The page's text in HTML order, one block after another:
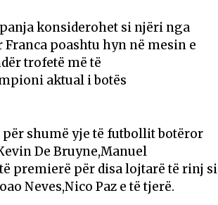
konsiderohet si njëri nga
poashtu hyn në mesin e
trofetë më të
aktual i botës
shumë yje të futbollit botëror
De Bruyne,Manuel
premierë për disa lojtarë të rinj si
Neves,Nico Paz e të tjerë.